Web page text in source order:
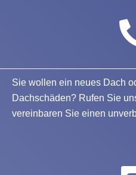
Sie wollen ein neues Dach
Dachschäden? Rufen Sie
vereinbaren Sie einen